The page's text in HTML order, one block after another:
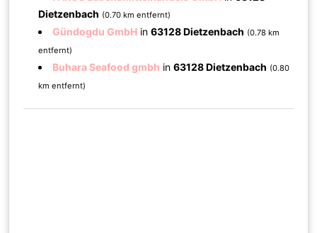
Dietzenbach (0.70 km entfernt)
Gündogdu GmbH in63128 Dietzenbach (0.78 km
entfernt)
Buhara Seafood gmbh in63128 Dietzenbach (0.80
km entfernt)